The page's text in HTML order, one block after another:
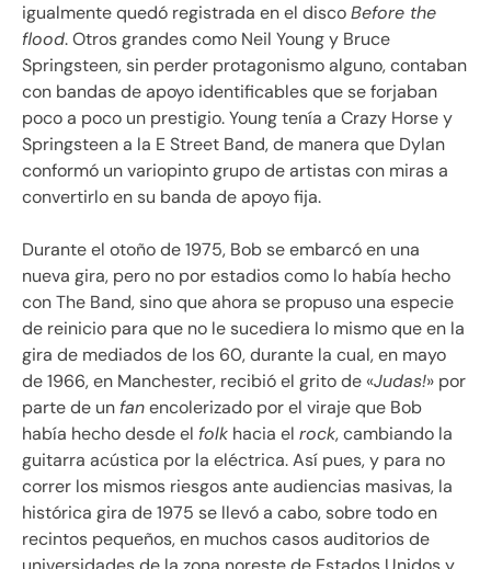
igualmente quedó registrada en el discoBefore the
flood. Otros grandes como Neil Young y Bruce
Springsteen, sin perder protagonismo alguno, contaban
con bandas de apoyo identificables que se forjaban
poco a poco un prestigio. Young tenía a Crazy Horse y
Springsteen a la E Street Band, de manera que Dylan
conformó un variopinto grupo de artistas con miras a
convertirlo en su banda de apoyo fija.
Durante el otoño de 1975, Bob se embarcó en una
nueva gira, pero no por estadios como lo había hecho
con The Band, sino que ahora se propuso una especie
de reinicio para que no le sucediera lo mismo que en la
gira de mediados de los 60, durante la cual, en mayo
de 1966, en Manchester, recibió el grito de «Judas!» por
parte de un fanencolerizado por el viraje que Bob
había hecho desde el folk hacia el rock, cambiando la
guitarra acústica por la eléctrica. Así pues, y para no
correr los mismos riesgos ante audiencias masivas, la
histórica gira de 1975 se llevó a cabo, sobre todo en
recintos pequeños, en muchos casos auditorios de